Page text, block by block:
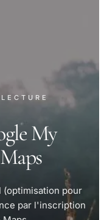
My
(optimisation pour
par l'inscription